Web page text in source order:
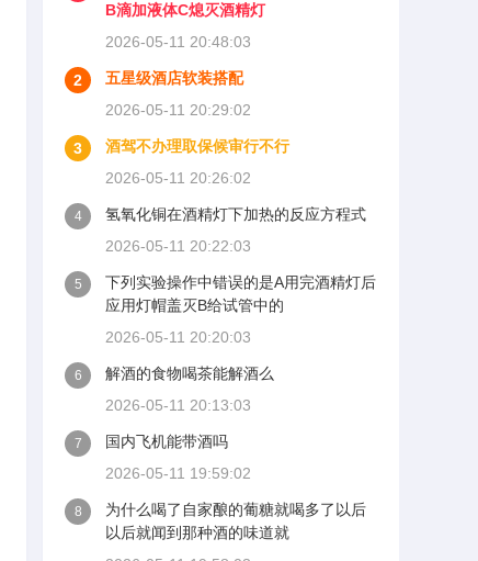
B滴加液体C熄灭酒精灯
2026-05-11 20:48:03
2
五星级酒店软装搭配
2026-05-11 20:29:02
3
酒驾不办理取保候审行不行
2026-05-11 20:26:02
4
氢氧化铜在酒精灯下加热的反应方程式
2026-05-11 20:22:03
5
下列实验操作中错误的是A用完酒精灯后
应用灯帽盖灭B给试管中的
2026-05-11 20:20:03
6
解酒的食物喝茶能解酒么
2026-05-11 20:13:03
7
国内飞机能带酒吗
2026-05-11 19:59:02
8
为什么喝了自家酿的葡糖就喝多了以后
以后就闻到那种酒的味道就